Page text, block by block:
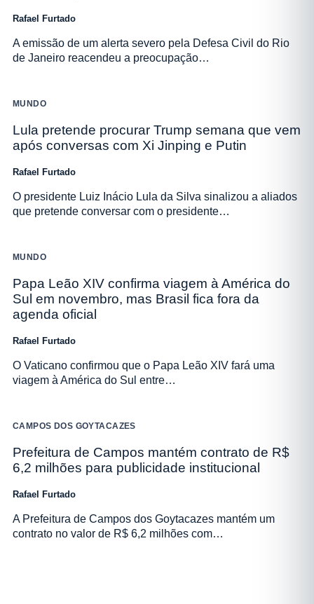
Rafael Furtado
A emissão de um alerta severo pela Defesa Civil do Rio
de Janeiro reacendeu a preocupação…
MUNDO
Lula pretende procurar Trump semana que vem
após conversas com Xi Jinping e Putin
Rafael Furtado
O presidente Luiz Inácio Lula da Silva sinalizou a aliados
que pretende conversar com o presidente…
MUNDO
Papa Leão XIV confirma viagem à América do
Sul em novembro, mas Brasil fica fora da
agenda oficial
Rafael Furtado
O Vaticano confirmou que o Papa Leão XIV fará uma
viagem à América do Sul entre…
CAMPOS DOS GOYTACAZES
Prefeitura de Campos mantém contrato de R$
6,2 milhões para publicidade institucional
Rafael Furtado
A Prefeitura de Campos dos Goytacazes mantém um
contrato no valor de R$ 6,2 milhões com…